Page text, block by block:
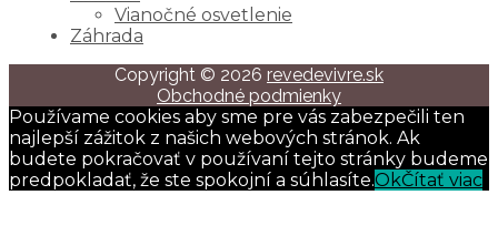
Vianočné osvetlenie
Záhrada
Copyright © 2026 revedevivre.sk
Obchodné podmienky
Používame cookies aby sme pre vás zabezpečili ten
najlepší zážitok z našich webových stránok. Ak
budete pokračovať v používaní tejto stránky budeme
predpokladať, že ste spokojní a súhlasíte.OkČítať viac